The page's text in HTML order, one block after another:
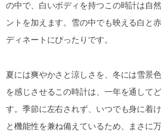
の中で、白いボディを持つこの時計は自
ントを加えます。雪の中でも映える白と
ディネートにぴったりです。
夏には爽やかさと涼しさを、冬には雪景
を感じさせるこの時計は、一年を通して
す。季節に左右されず、いつでも身に着
と機能性を兼ね備えているため、まさに